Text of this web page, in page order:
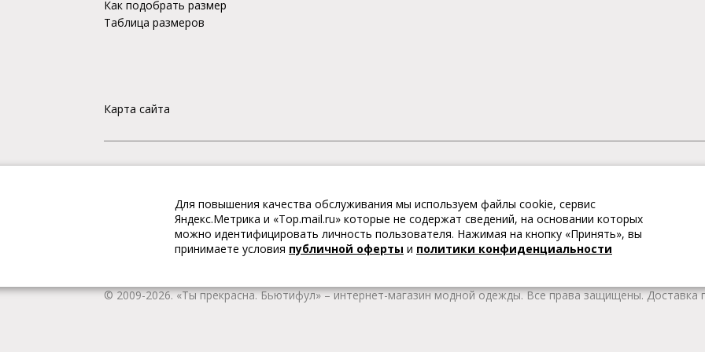
Как подобрать размер
Таблица размеров
Карта сайта
Интернет магазин «Ты прекрасна. Бьютифул» – это коллекции модной женской, мужской, детской одежды и
одежду и обувь, Вы гарантированно получаете качественные товары из Европы по привлекательным
качественную и стильную одежду европейских брендов. В каталоге представлена модная одежда различных
наличии всегда имеется широкий ассортимент удобной женской и мужской обуви на любой сезон. Весь
© 2009-2026. «Ты прекрасна. Бьютифул» – интернет-магазин модной одежды. Все права защищены. Доставка
Для повышения качества обслуживания мы используем файлы cookie, сервис
Яндекс.Метрика и «Top.mail.ru» которые не содержат сведений, на основании которых
можно идентифицировать личность пользователя. Нажимая на кнопку «Принять», вы
принимаете условия публичной оферты и политики конфиденциальности